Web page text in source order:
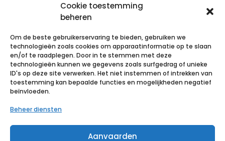
Cookie toestemming
beheren
Om de beste gebruikerservaring te bieden, gebruiken we
technologieën zoals cookies om apparaatinformatie op te slaan
en/of te raadplegen. Door in te stemmen met deze
technologieën kunnen we gegevens zoals surfgedrag of unieke
ID's op deze site verwerken. Het niet instemmen of intrekken van
toestemming kan bepaalde functies en mogelijkheden negatief
beïnvloeden.
Beheer diensten
Aanvaarden
VALAPROTECT
basic
80x140cm 4×25
p/s
Voeg toe aan verlanglijst
Premium Form
3D 32 p/s
€ 14,53 incl. btw